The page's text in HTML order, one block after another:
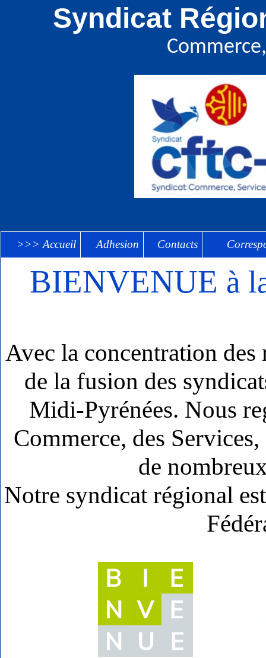
BIENVENUE à
Avec la concentration des
de la fusion des
Midi-Pyrénées. Nous
Commerce, des
de
Notre syndicat régional
Nous proposons des
syndicales gratuites
national. Vous
>>> Accueil Adhesion Contacts
Syndicat